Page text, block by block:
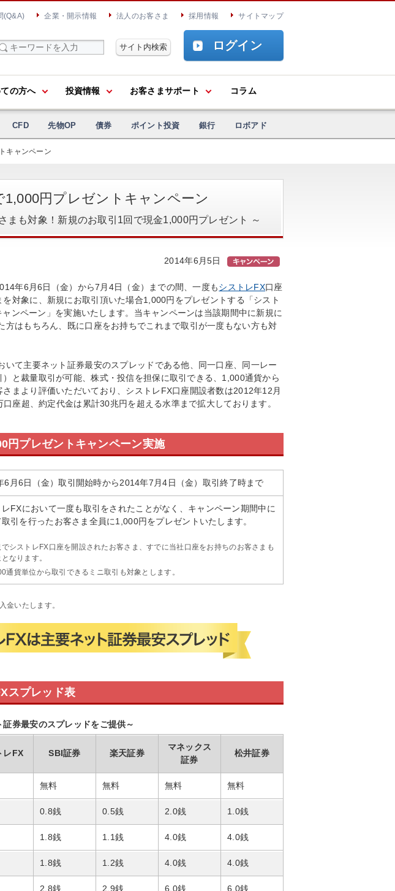
(Q&A) 企業・開示情報 法人のお客さま 採用情報 サイトマップ
ログイン
の方へ 投資情報 お客さまサポート コラム
CFD 先物OP 債券 ポイント投資 銀行 ロボアド
キャンペーン
1,000円プレゼントキャンペーン
まも対象！新規のお取引1回で現金1,000円プレゼント ～
2014年6月5日
年6月6日（金）から7月4日（金）までの間、一度もシストレFX口座
対象に、新規にお取引頂いた場合1,000円をプレゼントする「シスト
ンペーン」を実施いたします。当キャンペーンは当該期間中に新規に
方はもちろん、既に口座をお持ちでこれまで取引が一度もない方も対
いて主要ネット証券最安のスプレッドである他、同一口座、同一レー
）と裁量取引が可能、株式・投信を担保に取引できる、1,000通貨から
まより評価いただいており、シストレFX口座開設者数は2012年12月
座超、約定代金は累計30兆円を超える水準まで拡大しております。
円プレゼントキャンペーン実施
6月6日（金）取引開始時から2014年7月4日（金）取引終了時まで
レFXにおいて一度も取引をされたことがなく、キャンペーン期間中に
引を行ったお客さま全員に1,000円をプレゼントいたします。
でシストレFX口座を開設されたお客さま、すでに当社口座をお持ちのお客さまも
なります。
通貨単位から取引できるミニ取引も対象とします。
金いたします。
スプレッド表
券最安のスプレッドをご提供～
レFX SBI証券 楽天証券
マネックス
証券
松井証券
無料 無料 無料 無料
0.8銭 0.5銭 2.0銭 1.0銭
1.8銭 1.1銭 4.0銭 4.0銭
1.8銭 1.2銭 4.0銭 4.0銭
2.8銭 2.9銭 6.0銭 6.0銭